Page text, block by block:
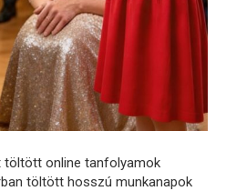
töltött online tanfolyamok
töltött hosszú munkanapok